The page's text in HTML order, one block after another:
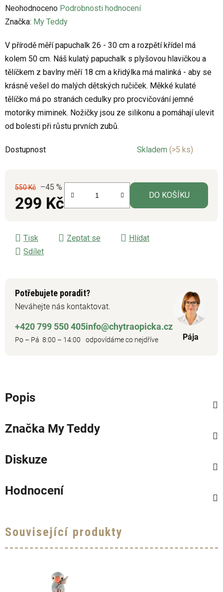
Průměrné
hodnocení
je
0,0
z
5
hvězdiček.
Neohodnoceno Podrobnosti hodnocení
Značka: My Teddy
V přírodě měří papuchalk 26 - 30 cm a rozpětí křídel má
kolem 50 cm. Náš kulatý papuchalk s plyšovou hlavičkou a
tělíčkem z bavlny měří 18 cm a křidýlka má malinká - aby se
krásně vešel do malých dětských ručiček. Měkké kulaté
tělíčko má po stranách cedulky pro procvičování jemné
motoriky miminek. Nožičky jsou ze silikonu a pomáhají ulevit
od bolesti při růstu prvních zubů.
Dostupnost Skladem (>5 ks)
550 Kč –45 %
299 Kč DO KOŠÍKU
Tisk Zeptat se
Hlídat
Sdílet
Potřebujete poradit?
Neváhejte nás kontaktovat.
+420 799 550 405
Po – Pá 8:00 – 14:00
info@chytraopicka.cz
odpovídáme co nejdříve Pája
Popis
Značka My Teddy
Diskuze
Hodnocení
Související produkty